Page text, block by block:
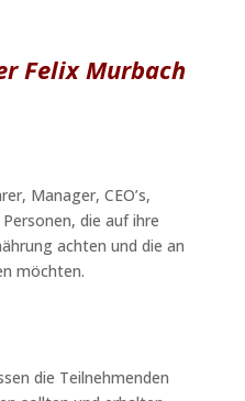
Felix Murbach
Manager, CEO’s,
die auf ihre
achten und die an
möchten.
die Teilnehmenden